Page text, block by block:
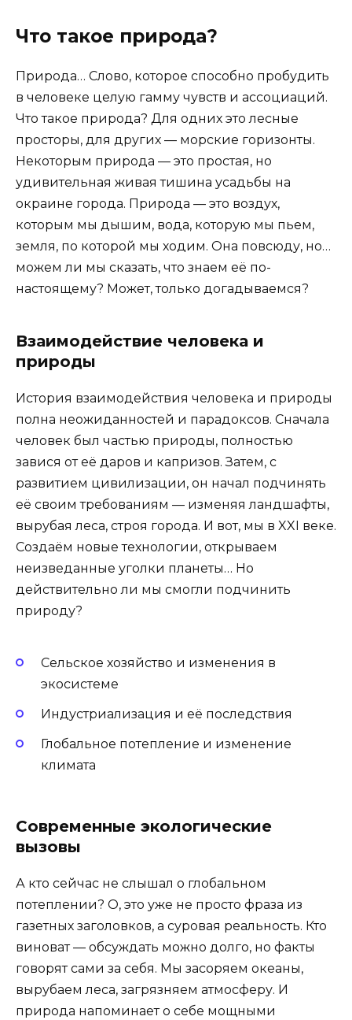
Что такое природа?
Природа… Слово, которое способно пробудить
в человеке целую гамму чувств и ассоциаций.
Что такое природа? Для одних это лесные
просторы, для других — морские горизонты.
Некоторым природа — это простая, но
удивительная живая тишина усадьбы на
окраине города. Природа — это воздух,
которым мы дышим, вода, которую мы пьем,
земля, по которой мы ходим. Она повсюду, но…
можем ли мы сказать, что знаем её по-
настоящему? Может, только догадываемся?
Взаимодействие человека и
природы
История взаимодействия человека и природы
полна неожиданностей и парадоксов. Сначала
человек был частью природы, полностью
завися от её даров и капризов. Затем, с
развитием цивилизации, он начал подчинять
её своим требованиям — изменяя ландшафты,
вырубая леса, строя города. И вот, мы в XXI веке.
Создаём новые технологии, открываем
неизведанные уголки планеты… Но
действительно ли мы смогли подчинить
природу?
Сельское хозяйство и изменения в
экосистеме
Индустриализация и её последствия
Глобальное потепление и изменение
климата
Современные экологические
вызовы
А кто сейчас не слышал о глобальном
потеплении? О, это уже не просто фраза из
газетных заголовков, а суровая реальность. Кто
виноват — обсуждать можно долго, но факты
говорят сами за себя. Мы засоряем океаны,
вырубаем леса, загрязняем атмосферу. И
природа напоминает о себе мощными